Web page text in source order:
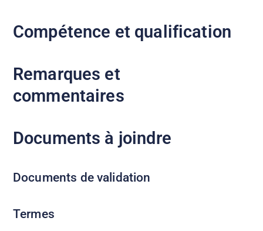
Compétence et qualification
Remarques et
commentaires
Documents à joindre
Documents de validation
Termes